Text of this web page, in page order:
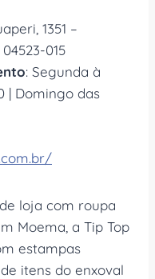
1351 –
015
: Segunda à
| Domingo das
loja com roupa
Moema, a Tip Top
estampas
itens do enxoval